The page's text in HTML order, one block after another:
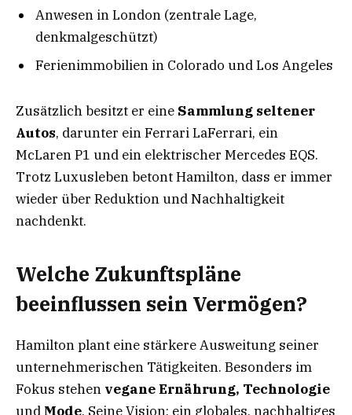
Anwesen in London (zentrale Lage,
denkmalgeschützt)
Ferienimmobilien in Colorado und Los Angeles
Zusätzlich besitzt er eine Sammlung seltener
Autos, darunter ein Ferrari LaFerrari, ein
McLaren P1 und ein elektrischer Mercedes EQS.
Trotz Luxusleben betont Hamilton, dass er immer
wieder über Reduktion und Nachhaltigkeit
nachdenkt.
Welche Zukunftspläne
beeinflussen sein Vermögen?
Hamilton plant eine stärkere Ausweitung seiner
unternehmerischen Tätigkeiten. Besonders im
Fokus stehen vegane Ernährung, Technologie
und Mode. Seine Vision: ein globales, nachhaltiges